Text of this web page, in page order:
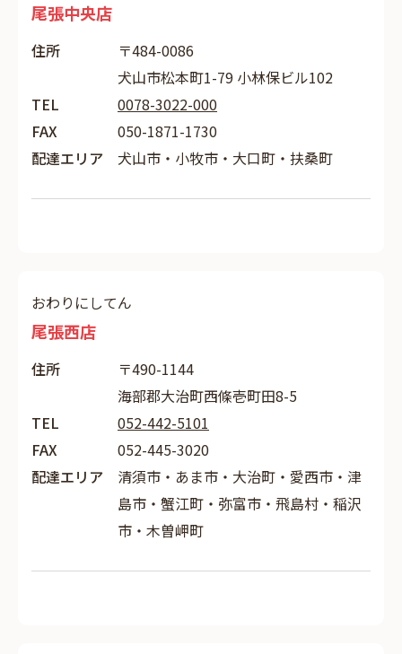
尾張中央店
住所
〒484-0086
犬山市松本町1-79 小林保ビル102
TEL
0078-3022-000
FAX
050-1871-1730
配達エリア
犬山市・小牧市・大口町・扶桑町
おわりにしてん
尾張西店
住所
〒490-1144
海部郡大治町西條壱町田8-5
TEL
052-442-5101
FAX
052-445-3020
配達エリア
清須市・あま市・大治町・愛西市・津
島市・蟹江町・弥富市・飛島村・稲沢
市・木曽岬町